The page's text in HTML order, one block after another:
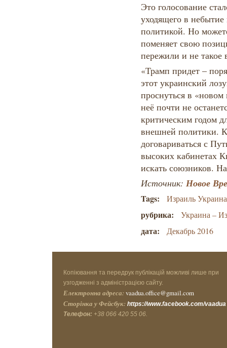
Это голосование
уходящего в
политикой. Но
поменяет свою
пережили и не такое
«Трамп придет –
этот украинский
проснуться в
неё почти не
критическим годом
внешней политики.
договариваться с
высоких кабинетах
искать союзников.
Источник: Новое
Tags: Израиль Украина
рубрика: Украина –
дата: Декабрь 2016
Копіювання та передрук публікацій можливі лише при
узгодженні з адміністрацією сайту.
Електронна адреса: vaadua.office@gmail.com
Сторінка у Фейсбук: https://www.facebook.com/vaadua
Телефон: +38 066 420 55 06.